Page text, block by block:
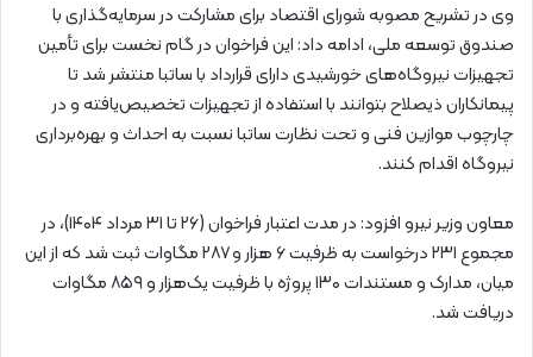
وی در تشریح مصوبه شورای اقتصاد برای مشارکت در سرمایه‌گذاری با
صندوق توسعه ملی، ادامه داد: این فراخوان در گام نخست برای تأمین
تجهیزات نیروگاه‌های خورشیدی دارای قرارداد با ساتبا منتشر شد تا
پیمانکاران ذیصلاح بتوانند با استفاده از تجهیزات تخصیص‌یافته و در
چارچوب موازین فنی و تحت نظارت ساتبا نسبت به احداث و بهره‌برداری
نیروگاه اقدام کنند.
معاون وزیر نیرو افزود: در مدت اعتبار فراخوان (۲۶ تا ۳۱ مرداد ۱۴۰۴)، در
مجموع ۲۳۱ درخواست به ظرفیت ۶ هزار و ۲۸۷ مگاوات ثبت شد که از این
میان، مدارک و مستندات ۱۳۰ پروژه با ظرفیت یک‌هزار و ۸۵۹ مگاوات
دریافت شد.